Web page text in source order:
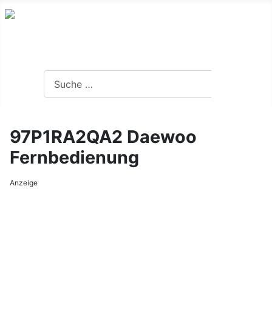
97P1RA2QA2 Daewoo
Fernbedienung
Anzeige